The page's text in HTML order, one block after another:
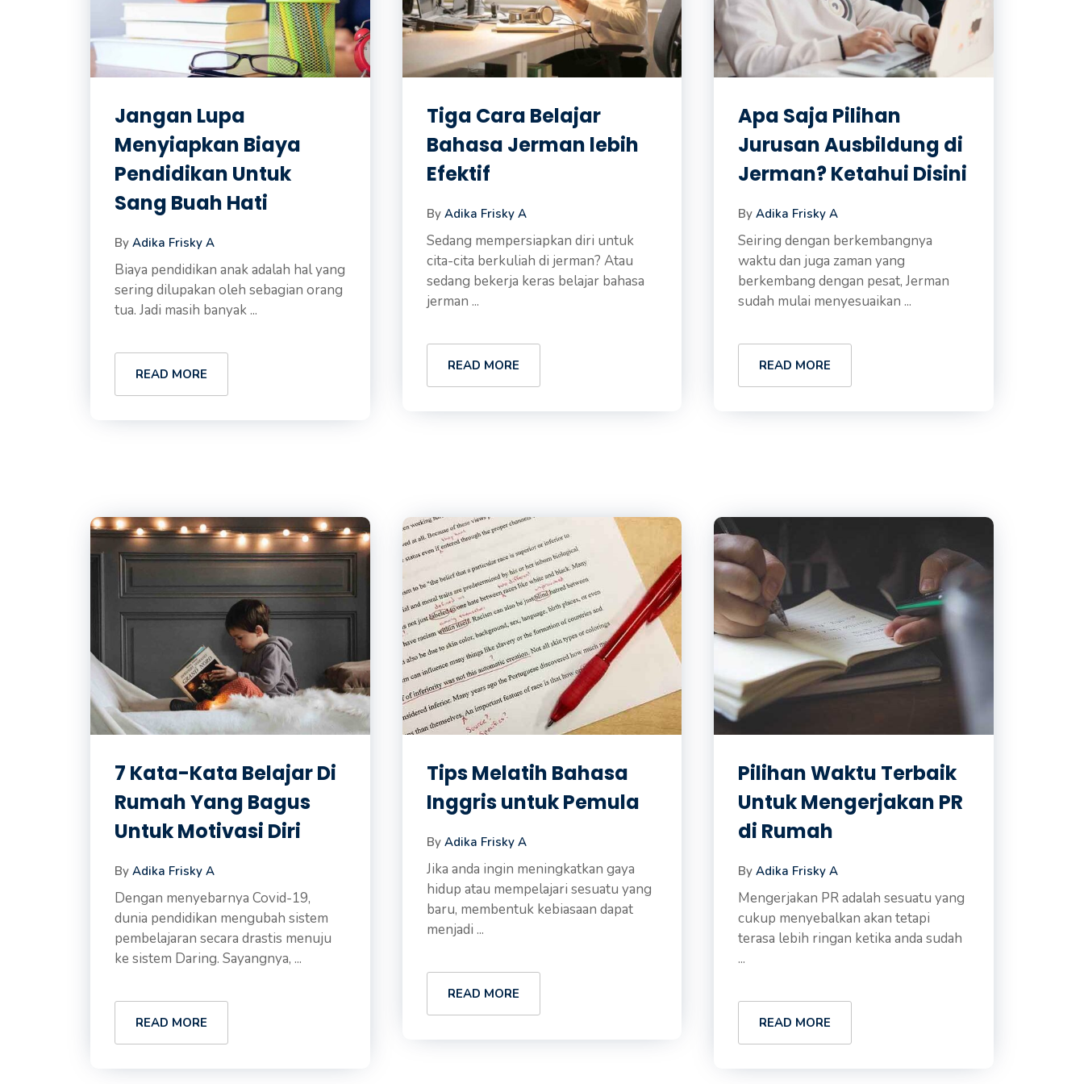
Jangan Lupa
Menyiapkan Biaya
Pendidikan Untuk
Sang Buah Hati
By Adika Frisky A
Biaya pendidikan anak adalah hal yang
sering dilupakan oleh sebagian orang
tua. Jadi masih banyak ...
READ MORE
Tiga Cara Belajar
Bahasa Jerman lebih
Efektif
By Adika Frisky A
Sedang mempersiapkan diri untuk
cita-cita berkuliah di jerman? Atau
sedang bekerja keras belajar bahasa
jerman ...
READ MORE
Apa Saja Pilihan
Jurusan Ausbildung di
Jerman? Ketahui Disini
ByAdika Frisky A
Seiring dengan berkembangnya
waktu dan juga zaman yang
berkembang dengan pesat, Jerman
sudah mulai menyesuaikan ...
READ MORE
7 Kata-Kata Belajar Di
Rumah Yang Bagus
Untuk Motivasi Diri
By Adika Frisky A
Dengan menyebarnya Covid-19,
dunia pendidikan mengubah sistem
pembelajaran secara drastis menuju
ke sistem Daring. Sayangnya, ...
READ MORE
Tips Melatih Bahasa
Inggris untuk Pemula
By Adika Frisky A
Jika anda ingin meningkatkan gaya
hidup atau mempelajari sesuatu yang
baru, membentuk kebiasaan dapat
menjadi ...
READ MORE
Pilihan Waktu Terbaik
Untuk Mengerjakan PR
di Rumah
ByAdika Frisky A
Mengerjakan PR adalah sesuatu yang
cukup menyebalkan akan tetapi
terasa lebih ringan ketika anda sudah
...
READ MORE